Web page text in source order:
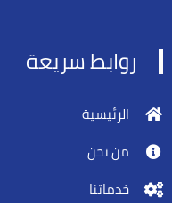
روابط سريعة
الرئيسية
من نحن
خدماتنا